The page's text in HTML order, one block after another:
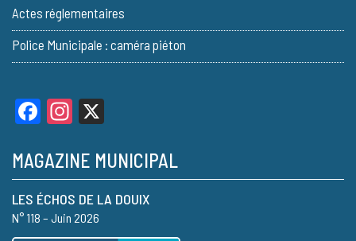
Actes réglementaires
Police Municipale : caméra piéton
FacebookInstagram
MAGAZINE MUNICIPAL
LES ÉCHOS DE LA DOUIX
N° 118 – Juin 2026